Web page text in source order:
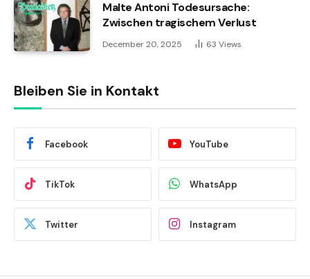
Malte Antoni Todesursache:
Zwischen tragischem Verlust
December 20, 2025 63 Views
Bleiben Sie in Kontakt
Facebook YouTube
TikTok WhatsApp
Twitter Instagram